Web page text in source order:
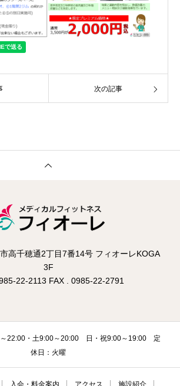
次の記事
高千穂通2丁目7番14号 フィオーレKOGA
3F
22-2113 FAX . 0985-22-2791
～22:00・土9:00～20:00 日・祝9:00～19:00 定
休日：火曜
入会・料金案内 アクセス 施設紹介